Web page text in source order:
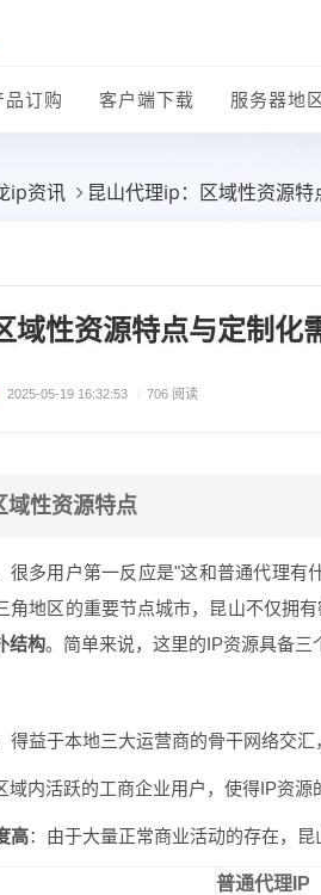
品订购 客户端下载 服务器地
ip资讯 昆山代理ip：区域性资源
域性资源特点与定制化
/ 2025-05-19 16:32:53 / 706 阅读
域性资源特点
很多用户第一反应是"这和普通代理
角地区的重要节点城市，昆山不仅拥
结构。简单来说，这里的IP资源具备三
得益于本地三大运营商的骨干网络交
域内活跃的工商企业用户，使得IP资
高：由于大量正常商业活动的存在，
普通代理IP